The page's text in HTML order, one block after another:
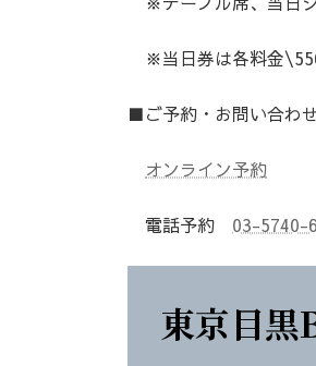
※当日券は各料金
■ご予約・お問い合わせ
オンライン予約
電話予約 03-5740-
東京目